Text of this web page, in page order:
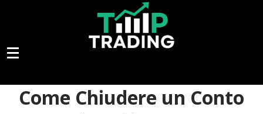
Come Chiudere un Conto